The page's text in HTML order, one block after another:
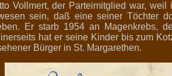
Vollmert, der Parteimitglied war,
sein, daß eine seiner Töchter
Er starb 1954 an Magenkrebs,
hat er seine Kinder bis zum
Bürger in St. Margarethen.